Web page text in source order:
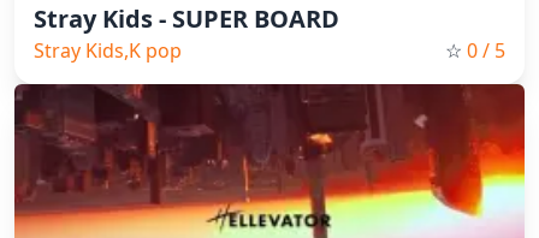
Stray Kids - SUPER BOARD
Stray Kids,K pop ☆ 0/ 5